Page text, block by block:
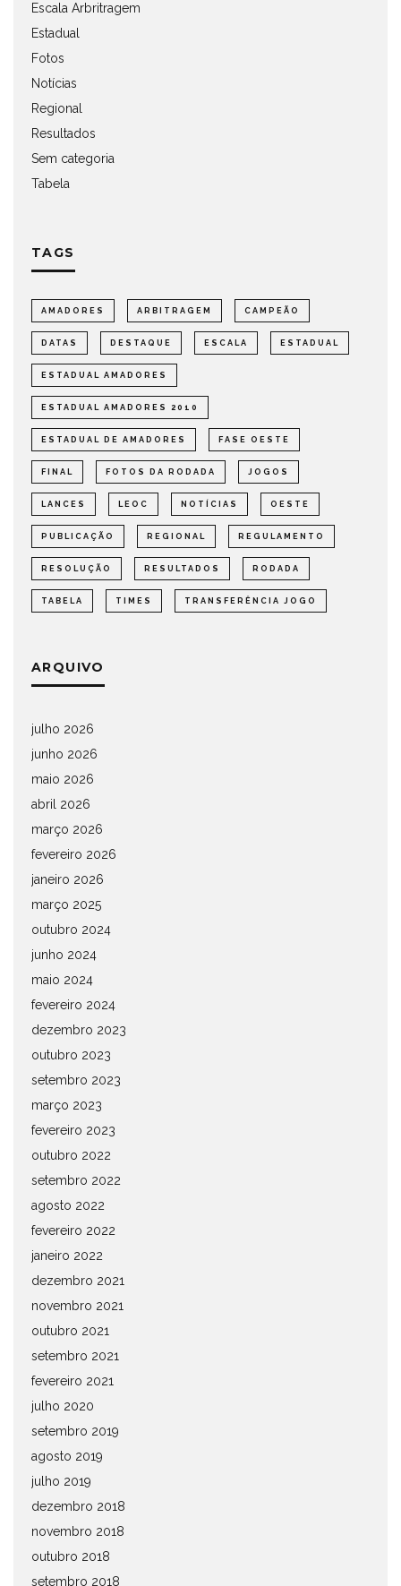
Escala Arbritragem
Estadual
Fotos
Notícias
Regional
Resultados
Sem categoria
Tabela
TAGS
AMADORES ARBITRAGEM CAMPEÃO
DATAS DESTAQUE ESCALA ESTADUAL
ESTADUAL AMADORES
ESTADUAL AMADORES 2010
ESTADUAL DE AMADORES FASE OESTE
FINAL FOTOS DA RODADA JOGOS
LANCES LEOC NOTÍCIAS OESTE
PUBLICAÇÃO REGIONAL REGULAMENTO
RESOLUÇÃO RESULTADOS RODADA
TABELA TIMES TRANSFERÊNCIA JOGO
ARQUIVO
julho 2026
junho 2026
maio 2026
abril 2026
março 2026
fevereiro 2026
janeiro 2026
março 2025
outubro 2024
junho 2024
maio 2024
fevereiro 2024
dezembro 2023
outubro 2023
setembro 2023
março 2023
fevereiro 2023
outubro 2022
setembro 2022
agosto 2022
fevereiro 2022
janeiro 2022
dezembro 2021
novembro 2021
outubro 2021
setembro 2021
fevereiro 2021
julho 2020
setembro 2019
agosto 2019
julho 2019
dezembro 2018
novembro 2018
outubro 2018
setembro 2018